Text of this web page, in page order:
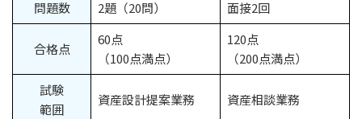
問題数
2題（20問） 面接2回
合格点
60点
（100点満点）
120点
（200点満点）
試験
範囲
資産設計提案業務 資産相談業務